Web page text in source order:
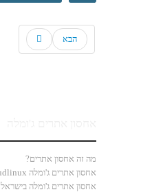
הבא
מה זה אחסון אתרים?
אחסון אתרים ג'ומלה cloudlinux
אחסון אתרים ג'ומלה בישראל